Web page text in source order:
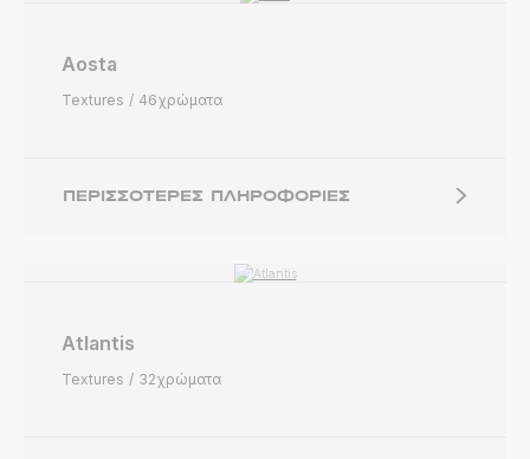
Aosta
Textures 46χρώματα
ΠΕΡΙΣΣΌΤΕΡΕΣ ΠΛΗΡΟΦΟΡΊΕΣ
Atlantis
Textures 32χρώματα